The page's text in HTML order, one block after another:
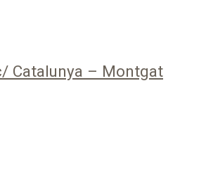
Catalunya – Montgat